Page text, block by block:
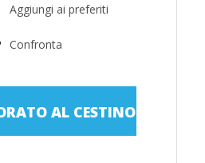
Aggiungi ai preferiti
Confronta
AL CESTINO